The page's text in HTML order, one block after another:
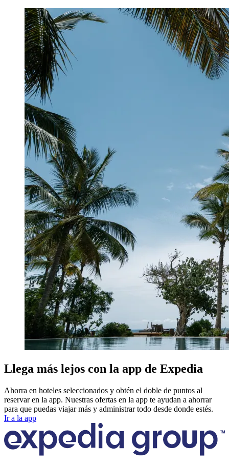
Llega más lejos con la app de Expedia
Ahorra en hoteles seleccionados y obtén el doble de puntos al
reservar en la app. Nuestras ofertas en la app te ayudan a ahorrar
para que puedas viajar más y administrar todo desde donde estés.
Ir a la app